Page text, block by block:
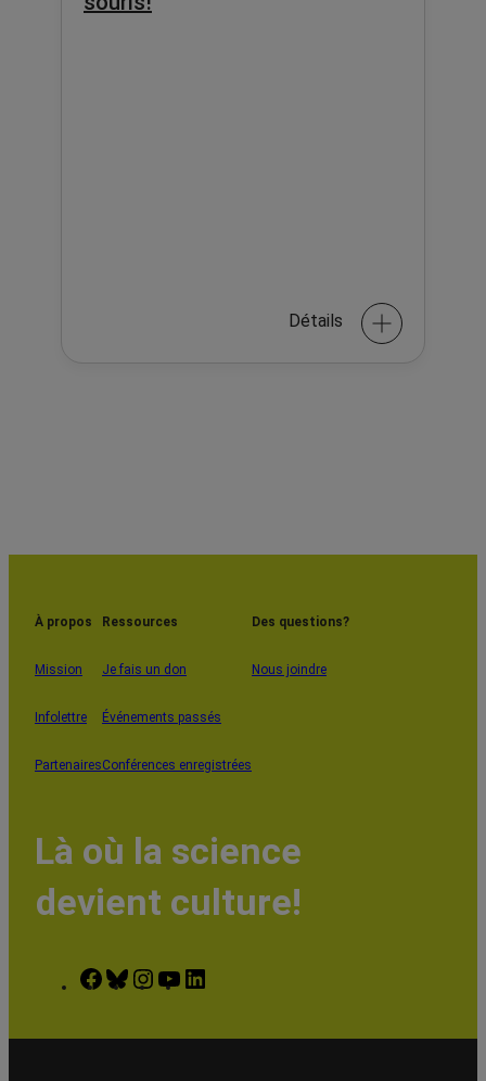
Détails
À propos
Mission
Infolettre
Partenaires
Ressources
Je fais un don
Événements passés
Conférences enregistrées
Des questions?
Nous joindre
Là où la science
devient culture!
Facebook
BlueskyInstagram
YouTube